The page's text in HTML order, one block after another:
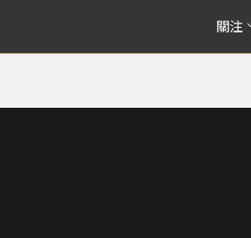
關注